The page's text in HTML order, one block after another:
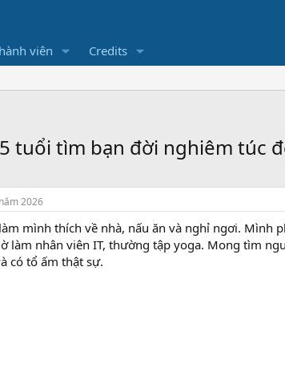
viên Credits
tuổi tìm bạn đời nghiêm túc
2026
mình thích về nhà, nấu ăn và nghỉ ngơi. Mình
làm nhân viên IT, thường tập yoga. Mong tìm
có tổ ấm thật sự.